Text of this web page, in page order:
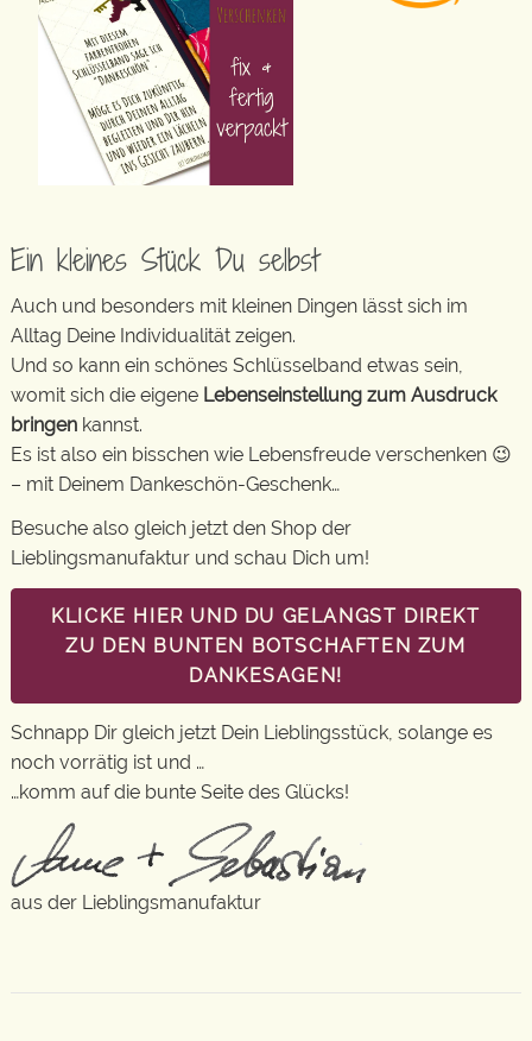
Ein kleines Stück Du selbst
Auch und besonders mit kleinen Dingen lässt sich im
Alltag Deine Individualität zeigen.
Und so kann ein schönes Schlüsselband etwas sein,
womit sich die eigene Lebenseinstellung zum Ausdruck
bringen kannst.
Es ist also ein bisschen wie Lebensfreude verschenken 😉
– mit Deinem Dankeschön-Geschenk…
Besuche also gleich jetzt den Shop der
Lieblingsmanufaktur und schau Dich um!
KLICKE HIER UND DU GELANGST DIREKT
ZU DEN BUNTEN BOTSCHAFTEN ZUM
DANKESAGEN!
Schnapp Dir gleich jetzt Dein Lieblingsstück, solange es
noch vorrätig ist und …
…komm auf die bunte Seite des Glücks!
aus der Lieblingsmanufaktur